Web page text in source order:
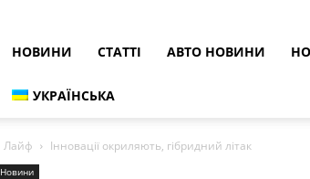
НОВИНИ СТАТТІ АВТО НОВИНИ
УКРАЇНСЬКА
Лайф Інновації окриляють, гібридний літак
Новини